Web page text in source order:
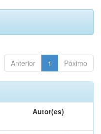
Anterior 1 Póximo
Autor(es)